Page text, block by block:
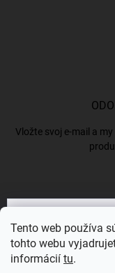
Tento web používa
tohto webu
informácií tu.
Vložte svoj e-mail a
Vložením e-mailu